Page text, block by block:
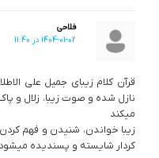
فلاحی
1404-01-02 در 11:40
قرآن کلام زیبای جمیل علی
نازل شده و صوت زیبا، زلال و
میکند
زیبا خواندن، شنیدن و فهم
کردار شایسته و پسندیده میشود